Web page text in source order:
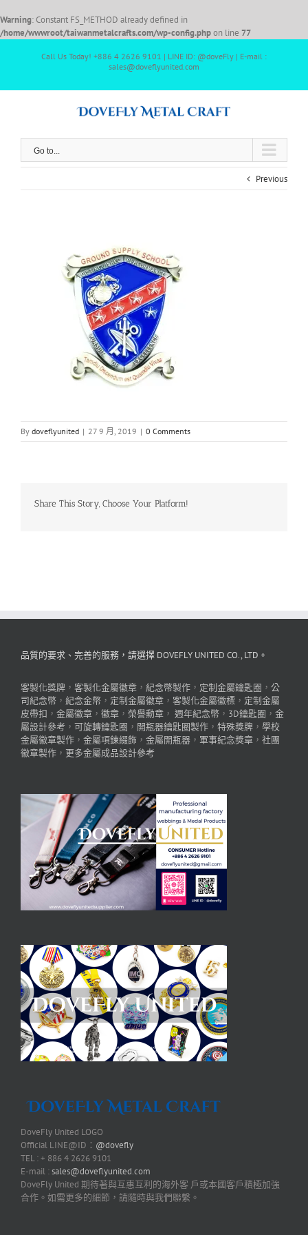
Warning: Constant FS_METHOD already defined in
/home/wwwroot/taiwanmetalcrafts.com/wp-config.phpon line 77
Call Us Today! +886 4 2626 9101 | LINE ID: @doveFly | E-mail :
sales@doveflyunited.com
Go to...
Previous
By doveflyunited | 27 9 月, 2019 | 0 Comments
Share This Story, Choose Your Platform!
品質的要求、完善的服務，請選擇 DOVEFLY UNITED CO., LTD。
客製化獎牌 ， 客製化金屬徽章 ， 紀念幣製作 ， 定制金屬鑰匙圈 ， 公
司紀念幣 ， 紀念金幣 ， 定制金屬徽章 ， 客製化金屬徽標 ， 定制金屬
皮帶扣 ， 金屬徽章 ， 徽章 ， 榮譽勳章 ， 週年紀念幣 ， 3D鑰匙圈 ， 金
屬設計參考 ， 可旋轉鑰匙圈 ， 開瓶器鑰匙圈製作 ， 特殊獎牌 ， 學校
金屬徽章製作 ， 金屬項鍊綴飾 ， 金屬開瓶器 ， 軍事紀念獎章 ， 社團
徽章製作 ， 更多金屬成品設計參考
DoveFly United LOGO
Official LINE@ID： @dovefly
TEL : + 886 4 2626 9101
E-mail :sales@doveflyunited.com
DoveFly United 期待著與互惠互利的海外客 戶或本國客戶積極加強
合作。如需更多的細節，請隨時與我們聯繫。